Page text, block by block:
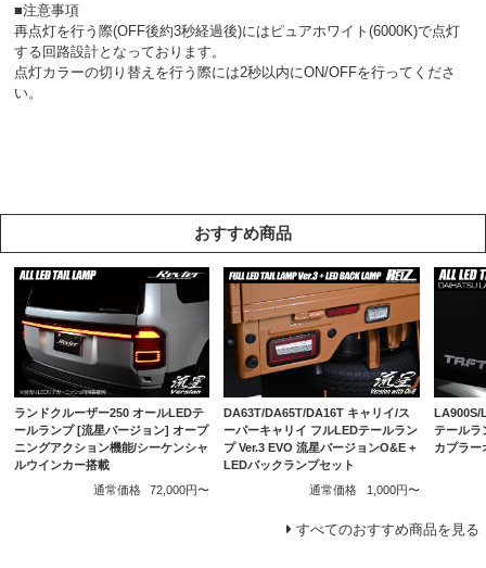
■注意事項
再点灯を行う際(OFF後約3秒経過後)にはピュアホワイト(6000K)で点灯
する回路設計となっております。
点灯カラーの切り替えを行う際には2秒以内にON/OFFを行ってくださ
い。
おすすめ商品
ランドクルーザー250 オールLEDテ
ールランプ [流星バージョン] オープ
ニングアクション機能/シーケンシャ
ルウインカー搭載
通常価格
72,000円〜
DA63T/DA65T/DA16T キャリイ/ス
ーパーキャリイ フルLEDテールラン
プ Ver.3 EVO 流星バージョンO&E +
LEDバックランプセット
通常価格
1,000円〜
LA900S/
テールラ
カプラー
すべてのおすすめ商品を見る